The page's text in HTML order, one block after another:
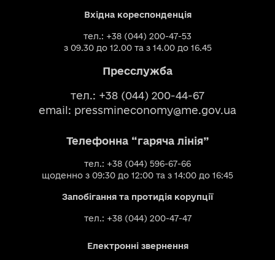
Вхідна кореспонденція
тел.: +38 (044) 200-47-53
з 09.30 до 12.00 та з 14.00 до 16.45
Пресслужба
тел.: +38 (044) 200-44-67
email: pressmineconomy@me.gov.ua
Телефонна “гаряча лінія”
тел.: +38 (044) 596-67-66
щоденно з 09:30 до 12:00 та з 14:00 до 16:45
Запобігання та протидія корупції
тел.: +38 (044) 200-47-47
Електронні звернення